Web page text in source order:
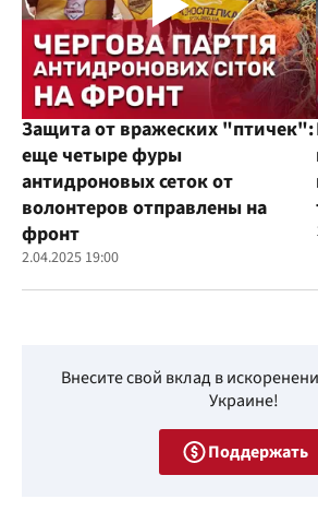
Защита от вражеских "птичек":
еще четыре фуры
антидроновых сеток от
волонтеров отправлены на
фронт
2.04.2025 19:00
Внесите свой вклад в
Украине!
Поддержать